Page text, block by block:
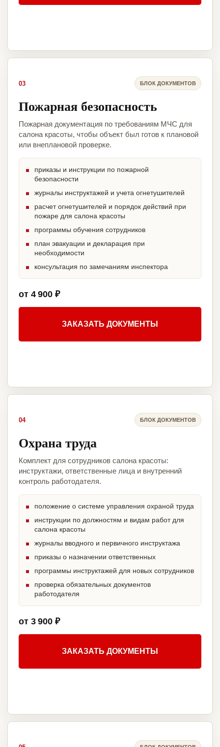
03 БЛОК ДОКУМЕНТОВ
Пожарная безопасность
Пожарная документация по требованиям МЧС для
салона красоты, чтобы объект был готов к плановой
или внеплановой проверке.
приказы и инструкции по пожарной
безопасности
журналы инструктажей и учета огнетушителей
расчет огнетушителей и порядок действий при
пожаре для салона красоты
программы обучения сотрудников
план эвакуации и декларация при
необходимости
консультация по замечаниям инспектора
от 4 900 ₽
ЗАКАЗАТЬ ДОКУМЕНТЫ
04 БЛОК ДОКУМЕНТОВ
Охрана труда
Комплект для сотрудников салона красоты:
инструктажи, ответственные лица и внутренний
контроль работодателя.
положение о системе управления охраной труда
инструкции по должностям и видам работ для
салона красоты
журналы вводного и первичного инструктажа
приказы о назначении ответственных
программы инструктажей для новых сотрудников
проверка обязательных документов
работодателя
от 3 900 ₽
ЗАКАЗАТЬ ДОКУМЕНТЫ